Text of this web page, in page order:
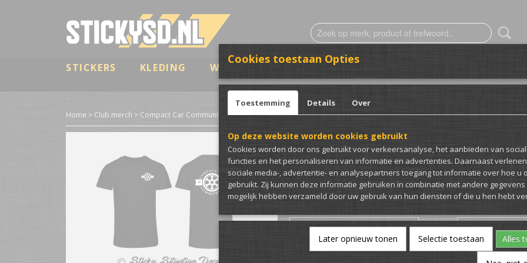
STICKERS KLEDING WRAP & BESTICKERING
Home > Club merch > Compact Car Community >CCC Kleding uitverkoop!
CCC Kleding
€ 12,50 (inclusief btw 21%)
Levertijd 7 Dagen
Opmerkingen (optioneel) Kleur van de
Cookies toestaan Opties
Toestemming Details Over
Op deze website worden cookies gebruikt
Cookies worden door ons gebruikt voor verkeersanalyse, het aanbieden van
functies en het personaliseren van informatie en advertenties. Daarnaast
sociale media-, advertentie- en analysepartners toegang tot informatie over hoe u
gebruikt. Zij kunnen deze informatie gebruiken in combinatie met andere gegevens
mogelijk hebben verzameld door uw gebruik van hun diensten of die u hen hebt
Later opnieuw tonen Selectie toestaan Alles